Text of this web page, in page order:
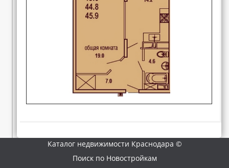
Каталог недвижимости Краснодара ©
Поиск по Новостройкам